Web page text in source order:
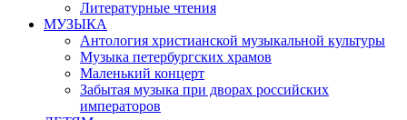
Литературные чтения
МУЗЫКА
Антология христианской музыкальной культуры
Музыка петербургских храмов
Маленький концерт
Забытая музыка при дворах российских
императоров